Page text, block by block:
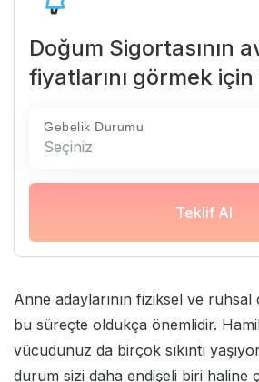
Doğum Sigortasının
fiyatlarını görmek için
Gebelik Durumu
Seçiniz
Teklif Al
Anne adaylarının fiziksel ve ruhsal
bu süreçte oldukça önemlidir.
vücudunuz da birçok sıkıntı
durum sizi daha endişeli biri haline